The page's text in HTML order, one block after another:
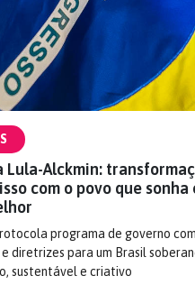
Lula-Alckmin:
com o povo que sonha
programa de governo
diretrizes para um Brasil
sustentável e criativo